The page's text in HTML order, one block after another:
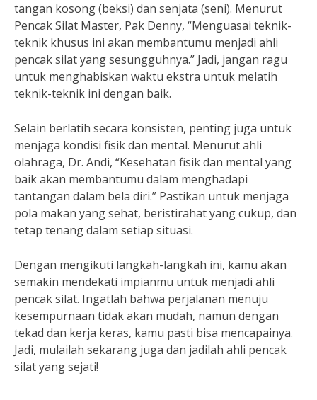
tangan kosong (beksi) dan senjata (seni). Menurut
Pencak Silat Master, Pak Denny, “Menguasai teknik-
teknik khusus ini akan membantumu menjadi ahli
pencak silat yang sesungguhnya.” Jadi, jangan ragu
untuk menghabiskan waktu ekstra untuk melatih
teknik-teknik ini dengan baik.
Selain berlatih secara konsisten, penting juga untuk
menjaga kondisi fisik dan mental. Menurut ahli
olahraga, Dr. Andi, “Kesehatan fisik dan mental yang
baik akan membantumu dalam menghadapi
tantangan dalam bela diri.” Pastikan untuk menjaga
pola makan yang sehat, beristirahat yang cukup, dan
tetap tenang dalam setiap situasi.
Dengan mengikuti langkah-langkah ini, kamu akan
semakin mendekati impianmu untuk menjadi ahli
pencak silat. Ingatlah bahwa perjalanan menuju
kesempurnaan tidak akan mudah, namun dengan
tekad dan kerja keras, kamu pasti bisa mencapainya.
Jadi, mulailah sekarang juga dan jadilah ahli pencak
silat yang sejati!